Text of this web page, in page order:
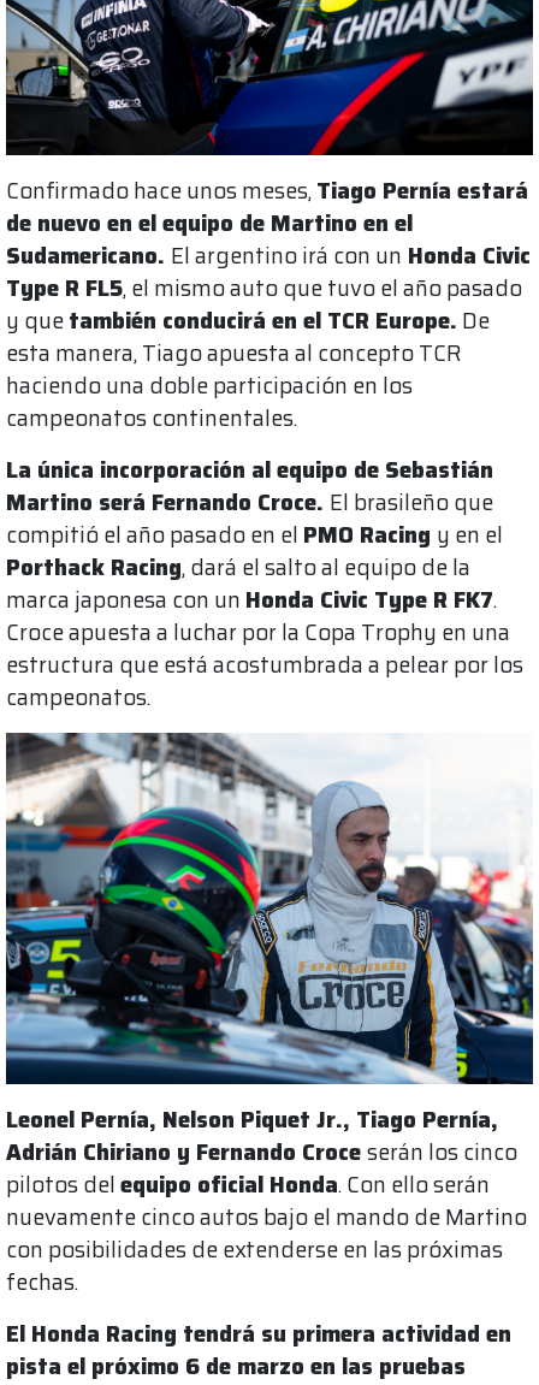
Confirmado hace unos meses,Tiago Pernía estará
de nuevo en el equipo de Martino en el
Sudamericano. El argentino irá con un Honda Civic
Type R FL5, el mismo auto que tuvo el año pasado
y quetambién conducirá en el TCR Europe. De
esta manera, Tiago apuesta al concepto TCR
haciendo una doble participación en los
campeonatos continentales.
La única incorporación al equipo de Sebastián
Martino será Fernando Croce. El brasileño que
compitió el año pasado en el PMO Racing y en el
Porthack Racing, dará el salto al equipo de la
marca japonesa con un Honda Civic Type R FK7.
Croce apuesta a luchar por la Copa Trophy en una
estructura que está acostumbrada a pelear por los
campeonatos.
Leonel Pernía, Nelson Piquet Jr., Tiago Pernía,
Adrián Chiriano y Fernando Croceserán los cinco
pilotos delequipo oficial Honda. Con ello serán
nuevamente cinco autos bajo el mando de Martino
con posibilidades de extenderse en las próximas
fechas.
El Honda Racing tendrá su primera actividad en
pista el próximo 6 de marzo en las pruebas